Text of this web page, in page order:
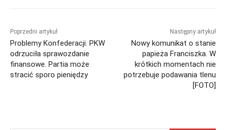
Poprzedni artykuł
Problemy Konfederacji. PKW
odrzuciła sprawozdanie
finansowe. Partia może
stracić sporo pieniędzy
Następny artykuł
Nowy komunikat o stanie
papieża Franciszka. W
krótkich momentach nie
potrzebuje podawania tlenu
[FOTO]